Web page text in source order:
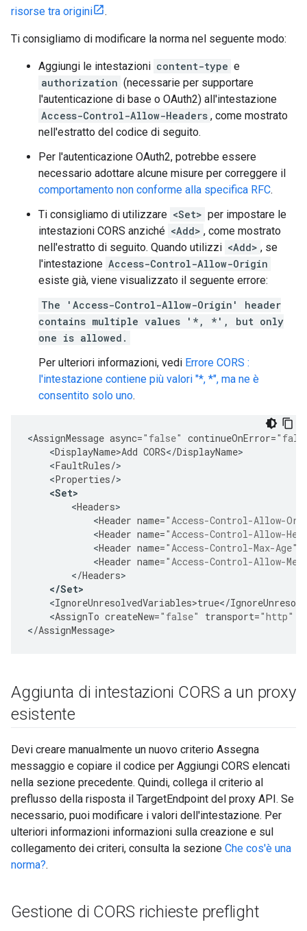
risorse tra origini
.
Ti consigliamo di modificare la norma nel seguente modo:
Aggiungi le intestazioni content-type e
authorization (necessarie per supportare
l'autenticazione di base o OAuth2) all'intestazione
Access-Control-Allow-Headers , come mostrato
nell'estratto del codice di seguito.
Per l'autenticazione OAuth2, potrebbe essere
necessario adottare alcune misure per correggere il
comportamento non conforme alla specifica RFC.
Ti consigliamo di utilizzare <Set> per impostare le
intestazioni CORS anziché <Add> , come mostrato
nell'estratto di seguito. Quando utilizzi <Add> , se
l'intestazione Access-Control-Allow-Origin
esiste già, viene visualizzato il seguente errore:
The 'Access-Control-Allow-Origin' header
contains multiple values '*, *', but only
one is allowed.
Per ulteriori informazioni, vedi Errore CORS :
l'intestazione contiene più valori "*, *", ma ne è
consentito solo uno.
<AssignMessage async="false" continueOnError=
<DisplayName>Add CORS</DisplayName
<FaultRules/
<Properties/
<Set>
<Headers
<Header name="Access-Control-Allow-
<Header name="Access-Control-Allow-
<Header name="Access-Control-Max-Age"
<Header name="Access-Control-Allow-
</Headers
</Set>
<IgnoreUnresolvedVariables>true</
<AssignTo createNew="false" transport="http"
</AssignMessage>
Aggiunta di intestazioni CORS a un proxy
esistente
Devi creare manualmente un nuovo criterio Assegna
messaggio e copiare il codice per Aggiungi CORS elencati
nella sezione precedente. Quindi, collega il criterio al
preflusso della risposta il TargetEndpoint del proxy API. Se
necessario, puoi modificare i valori dell'intestazione. Per
ulteriori informazioni informazioni sulla creazione e sul
collegamento dei criteri, consulta la sezione Che cos'è una
norma?.
Gestione di CORS richieste preflight